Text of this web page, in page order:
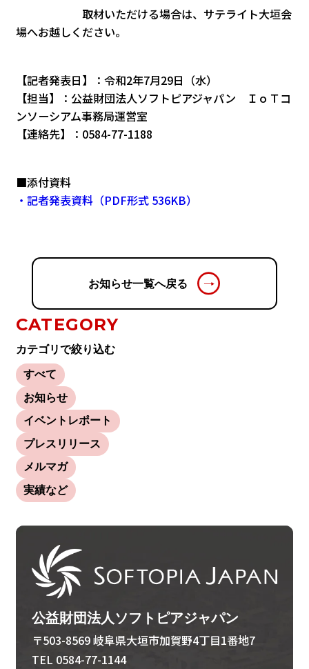
CATEGORY
カテゴリで絞り込む
すべて
お知らせ
イベントレポート
プレスリリース
メルマガ
実績など
取材いただける場合は、サテライト大垣会
場へお越しください。
【記者発表日】：令和2年7月29日（水）
【担当】：公益財団法人ソフトピアジャパン ＩｏＴコ
ンソーシアム事務局運営室
【連絡先】：0584-77-1188
■添付資料
・記者発表資料（PDF形式 536KB）
お知らせ一覧へ戻る
公益財団法人ソフトピアジャパン
〒503-8569 岐阜県大垣市加賀野4丁目1番地7
TEL 0584-77-1144